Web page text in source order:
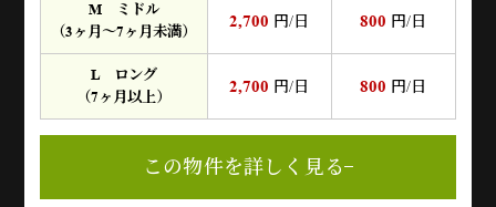
M ミドル
（3ヶ月～7ヶ月未満）
2,700 円/日 800 円/日
L ロング
（7ヶ月以上）
2,700 円/日 800 円/日
この物件を詳しく見る